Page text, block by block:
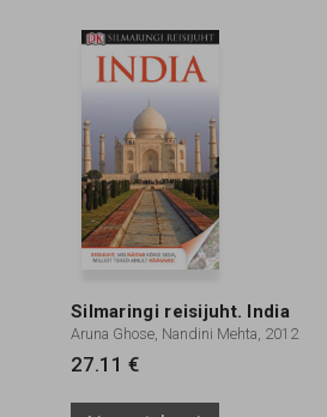
Silmaringi reisijuht. India
Aruna Ghose, Nandini Mehta, 2012
27.11 €